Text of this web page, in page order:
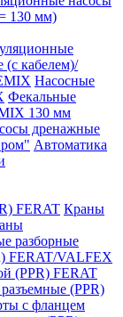
130 мм)
кабелем)/
Насосные
Фекальные
130 мм
дренажные
Автоматика
FERAT Краны
разборные
FERAT/VALFEX
(PPR) FERAT
(PPR)
с фланцем